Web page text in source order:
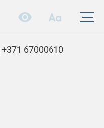
+371 67000610